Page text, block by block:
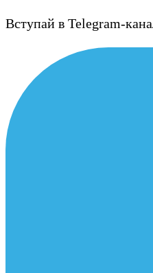
Вступай в Telegram-